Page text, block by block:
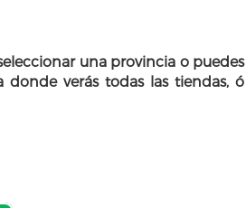
una provincia o puedes
verás todas las tiendas, ó